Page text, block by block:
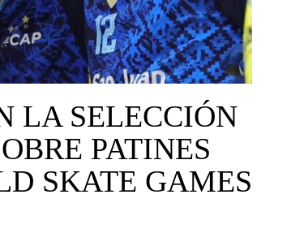
LA SELECCIÓN
PATINES
SKATE GAMES